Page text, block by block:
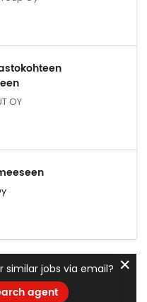
OY
jobs via email?
agent
✕